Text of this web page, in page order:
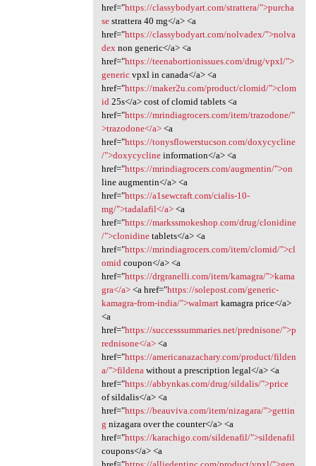
href="https://classybodyart.com/strattera/">purcha
sestrattera 40 mg</a> <a
href="https://classybodyart.com/nolvadex/">nolva
dex non generic</a> <a
href="https://teenabortionissues.com/drug/vpxl/">
genericvpxl in canada</a> <a
href="https://maker2u.com/product/clomid/">clom
id 25s</a> cost of clomid tablets <a
href="https://mrindiagrocers.com/item/trazodone/"
>trazodone</a><a
href="https://tonysflowerstucson.com/doxycycline
/">doxycyclineinformation</a> <a
href="https://mrindiagrocers.com/augmentin/">on
line augmentin</a> <a
href="https://a1sewcraft.com/cialis-10-
mg/">tadalafil</a><a
href="https://markssmokeshop.com/drug/clonidine
/">clonidinetablets</a> <a
href="https://mrindiagrocers.com/item/clomid/">cl
omid coupon</a> <a
href="https://drgranelli.com/item/kamagra/">kama
gra</a><a href="https://solepost.com/generic-
kamagra-from-india/">walmartkamagra price</a>
<a
href="https://successsummaries.net/prednisone/">p
rednisone</a><a
href="https://americanazachary.com/product/filden
a/">fildena without a prescription legal</a> <a
href="https://abbynkas.com/drug/sildalis/">price
of sildalis</a> <a
href="https://beauviva.com/item/nizagara/">gettin
g nizagara over the counter</a> <a
href="https://karachigo.com/sildenafil/">sildenafil
coupons</a> <a